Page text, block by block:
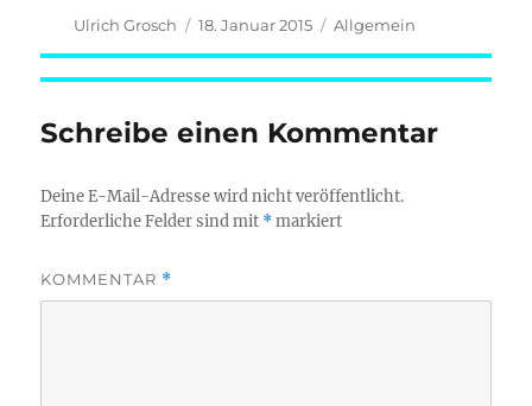
Autor
Ulrich Grosch
Veröffentlicht
am
18. Januar 2015 Kategorien
Allgemein
Schreibe einen Kommentar
Deine E-Mail-Adresse wird nicht veröffentlicht.
Erforderliche Felder sind mit *markiert
KOMMENTAR *